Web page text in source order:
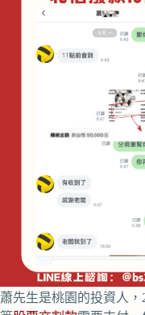
蕭先生是桃園的投資人